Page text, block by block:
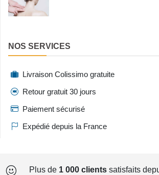
NOS SERVICES
Livraison Colissimo gratuite
Retour gratuit 30 jours
Paiement sécurisé
Expédié depuis la France
Plus de 1 000 clients satisfaits